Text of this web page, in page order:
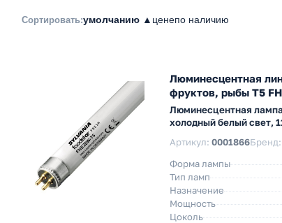
Сортировать:умолчанию ▲ ценепо наличию
Люминесцентная
фруктов, рыбы T5
Люминесцентная
холодный белый свет,
Артикул: 0001866Бренд:
Форма лампы
Тип ламп
Назначение
Мощность
Цоколь